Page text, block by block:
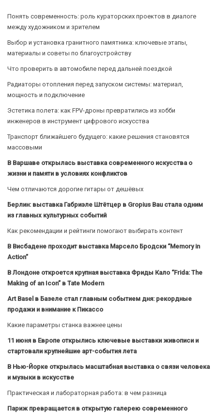
Понять современность: роль кураторских проектов в диалоге
между художником и зрителем
Выбор и установка гранитного памятника: ключевые этапы,
материалы и советы по благоустройству
Что проверить в автомобиле перед дальней поездкой
Радиаторы отопления перед запуском системы: материал,
мощность и подключение
Эстетика полета: как FPV-дроны превратились из хобби
инженеров в инструмент цифрового искусства
Транспорт ближайшего будущего: какие решения становятся
массовыми
В Варшаве открылась выставка современного искусства о
жизни и памяти в условиях конфликтов
Чем отличаются дорогие гитары от дешёвых
Берлин: выставка Габриэле Штётцер в Gropius Bau стала одним
из главных культурных событий
Как рекомендации и рейтинги помогают выбирать контент
В Висбадене проходит выставка Марсело Бродски “Memory in
Action”
В Лондоне откроется крупная выставка Фриды Кало “Frida: The
Making of an Icon” в Tate Modern
Art Basel в Базеле стал главным событием дня: рекордные
продажи и внимание к Пикассо
Какие параметры станка важнее цены
11 июня в Европе открылись ключевые выставки живописи и
стартовали крупнейшие арт-события лета
В Нью-Йорке открылась масштабная выставка о связи человека
и музыки в искусстве
Практическая и лабораторная работа: в чем разница
Париж превращается в открытую галерею современного